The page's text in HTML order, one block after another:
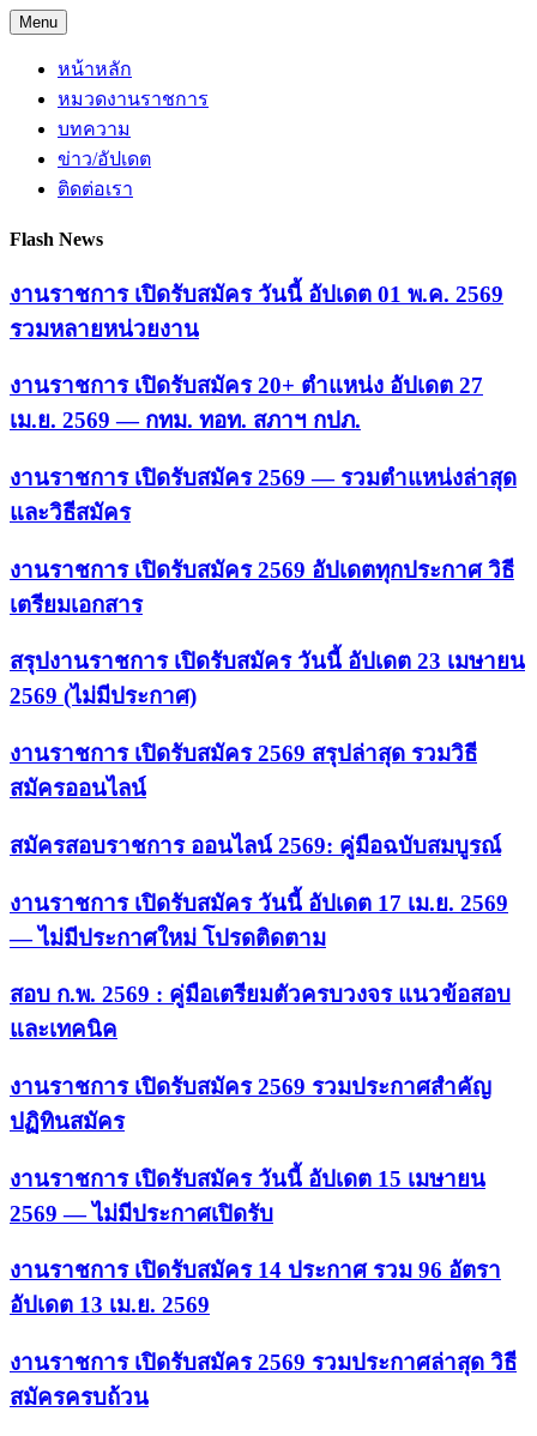
Skip
to
content
Menu
หน้าหลัก
หมวดงานราชการ
บทความ
ข่าว/อัปเดต
ติดต่อเรา
Flash News
งานราชการ เปิดรับสมัคร วันนี้ อัปเดต 01 พ.ค. 2569
รวมหลายหน่วยงาน
งานราชการ เปิดรับสมัคร 20+ ตำแหน่ง อัปเดต 27
เม.ย. 2569 — กทม. ทอท. สภาฯ กปภ.
งานราชการ เปิดรับสมัคร 2569 — รวมตำแหน่งล่าสุด
และวิธีสมัคร
งานราชการ เปิดรับสมัคร 2569 อัปเดตทุกประกาศ วิธี
เตรียมเอกสาร
สรุปงานราชการ เปิดรับสมัคร วันนี้ อัปเดต 23 เมษายน
2569 (ไม่มีประกาศ)
งานราชการ เปิดรับสมัคร 2569 สรุปล่าสุด รวมวิธี
สมัครออนไลน์
สมัครสอบราชการ ออนไลน์ 2569: คู่มือฉบับสมบูรณ์
งานราชการ เปิดรับสมัคร วันนี้ อัปเดต 17 เม.ย. 2569
— ไม่มีประกาศใหม่ โปรดติดตาม
สอบ ก.พ. 2569 : คู่มือเตรียมตัวครบวงจร แนวข้อสอบ
และเทคนิค
งานราชการ เปิดรับสมัคร 2569 รวมประกาศสำคัญ
ปฏิทินสมัคร
งานราชการ เปิดรับสมัคร วันนี้ อัปเดต 15 เมษายน
2569 — ไม่มีประกาศเปิดรับ
งานราชการ เปิดรับสมัคร 14 ประกาศ รวม 96 อัตรา
อัปเดต 13 เม.ย. 2569
งานราชการ เปิดรับสมัคร 2569 รวมประกาศล่าสุด วิธี
สมัครครบถ้วน